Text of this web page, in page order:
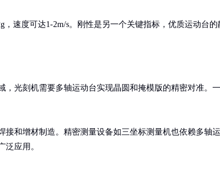
，速度可达1-2m/s。刚性是另一个关键指标，优质运动台
，光刻机需要多轴运动台实现晶圆和掩模版的精密对准。
接和增材制造。精密测量设备如三坐标测量机也依赖多轴
泛应用。